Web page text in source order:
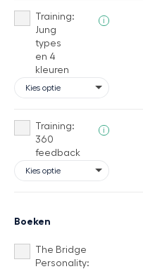
Training:
Jung
types
en 4
kleuren
i
Training:
360
feedback
i
Boeken
The Bridge
Personality: